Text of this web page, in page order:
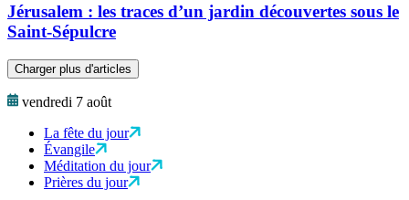
Jérusalem : les traces d’un jardin découvertes sous le
Saint-Sépulcre
Charger plus d'articles
vendredi 7 août
La fête du jour
Évangile
Méditation du jour
Prières du jour